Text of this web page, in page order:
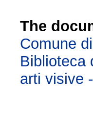
The
Comune
Biblioteca
arti visive